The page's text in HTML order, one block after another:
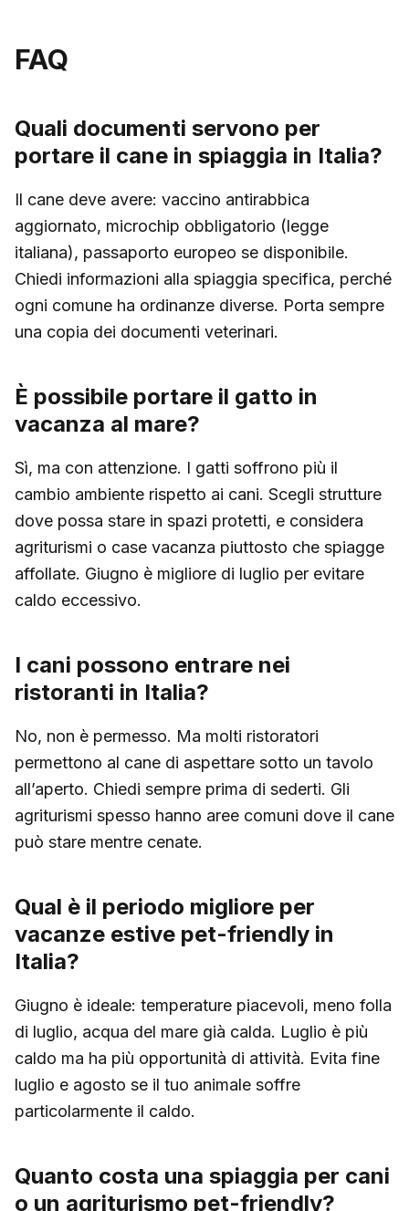
FAQ
Quali documenti servono per
portare il cane in spiaggia in Italia?
Il cane deve avere: vaccino antirabbica
aggiornato, microchip obbligatorio (legge
italiana), passaporto europeo se disponibile.
Chiedi informazioni alla spiaggia specifica, perché
ogni comune ha ordinanze diverse. Porta sempre
una copia dei documenti veterinari.
È possibile portare il gatto in
vacanza al mare?
Sì, ma con attenzione. I gatti soffrono più il
cambio ambiente rispetto ai cani. Scegli strutture
dove possa stare in spazi protetti, e considera
agriturismi o case vacanza piuttosto che spiagge
affollate. Giugno è migliore di luglio per evitare
caldo eccessivo.
I cani possono entrare nei
ristoranti in Italia?
No, non è permesso. Ma molti ristoratori
permettono al cane di aspettare sotto un tavolo
all’aperto. Chiedi sempre prima di sederti. Gli
agriturismi spesso hanno aree comuni dove il cane
può stare mentre cenate.
Qual è il periodo migliore per
vacanze estive pet-friendly in
Italia?
Giugno è ideale: temperature piacevoli, meno folla
di luglio, acqua del mare già calda. Luglio è più
caldo ma ha più opportunità di attività. Evita fine
luglio e agosto se il tuo animale soffre
particolarmente il caldo.
Quanto costa una spiaggia per cani
o un agriturismo pet-friendly?